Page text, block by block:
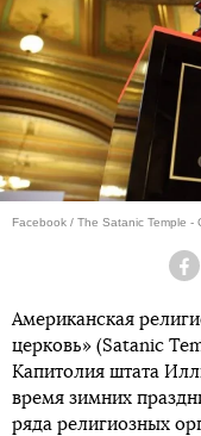
Facebook / The Satanic Temple -
Американская
церковь» (Satanic
Капитолия штата
время зимних
ряда религиозных